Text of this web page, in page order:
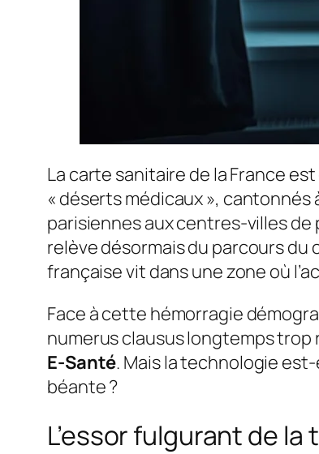
La carte sanitaire de la France
« déserts médicaux »,
parisiennes aux centres-villes
relève désormais du parcours
française vit dans une zone où
Face à cette hémorragie
numerus clausus longtemps
E-Santé. Mais la technologie
béante ?
L’essor fulgurant de